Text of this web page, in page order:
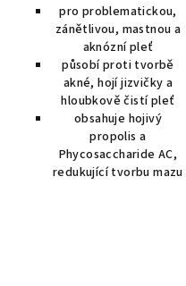
pro problematickou,
zánětlivou, mastnou a
aknózní pleť
působí proti tvorbě
akné, hojí jizvičky a
hloubkově čistí pleť
obsahuje hojivý
propolis a
Phycosaccharide AC,
redukující tvorbu mazu